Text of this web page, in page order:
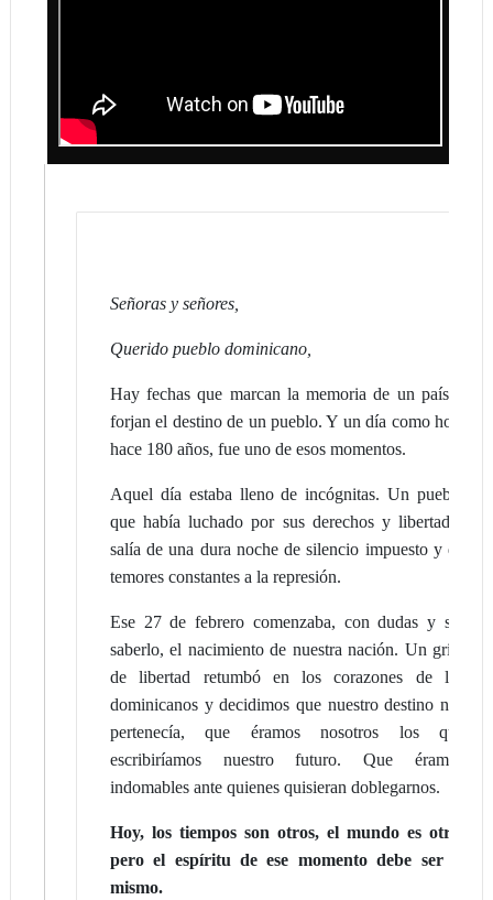
Señoras y señores,
Querido pueblo dominicano,
Hay fechas que marcan la memoria de un país y
forjan el destino de un pueblo. Y un día como hoy,
hace 180 años, fue uno de esos momentos.
Aquel día estaba lleno de incógnitas. Un pueblo
que había luchado por sus derechos y libertades
salía de una dura noche de silencio impuesto y de
temores constantes a la represión.
Ese 27 de febrero comenzaba, con dudas y sin
saberlo, el nacimiento de nuestra nación. Un grito
de libertad retumbó en los corazones de los
dominicanos y decidimos que nuestro destino nos
pertenecía, que éramos nosotros los que
escribiríamos nuestro futuro. Que éramos
indomables ante quienes quisieran doblegarnos.
Hoy, los tiempos son otros, el mundo es otro,
pero el espíritu de ese momento debe ser el
mismo.